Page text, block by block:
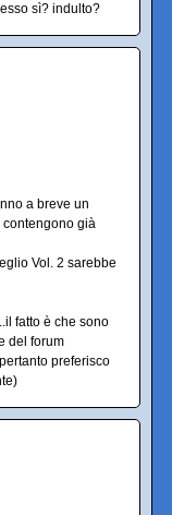
sì? indulto?
a breve un
contengono già
Vol. 2 sarebbe
fatto è che sono
del forum
preferisco